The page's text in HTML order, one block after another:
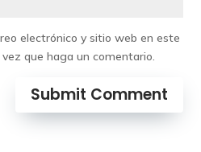
electrónico y sitio web en este
que haga un comentario.
Submit Comment